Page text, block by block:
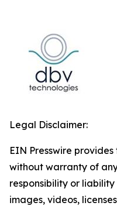
Legal Disclaimer:
EIN Presswire
without warranty of
responsibility or
images, videos,